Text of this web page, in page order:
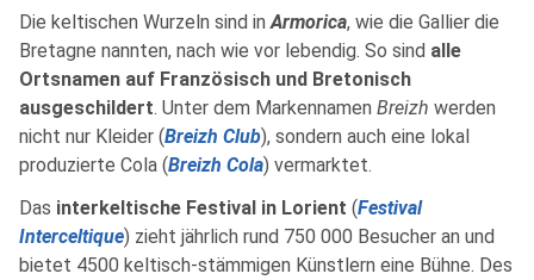
Die keltischen Wurzeln sind inArmorica, wie die Gallier die
Bretagne nannten, nach wie vor lebendig. So sind alle
Ortsnamen auf Französisch und Bretonisch
ausgeschildert. Unter dem Markennamen Breizh werden
nicht nur Kleider (Breizh Club), sondern auch eine lokal
produzierte Cola (Breizh Cola) vermarktet.
Das interkeltische Festival in Lorient (Festival
Interceltique) zieht jährlich rund 750 000 Besucher an und
bietet 4500 keltisch-stämmigen Künstlern eine Bühne. Des